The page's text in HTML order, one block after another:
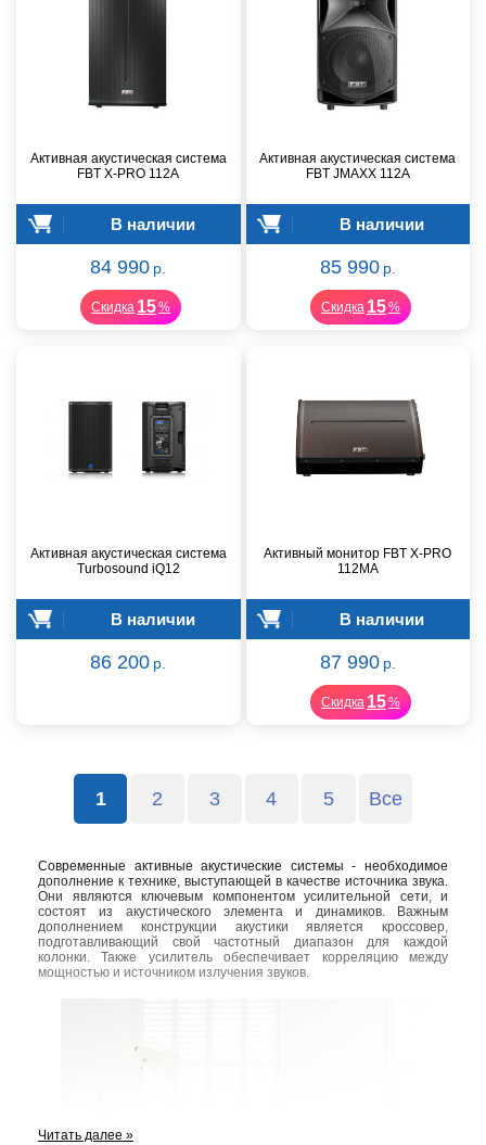
Активная акустическая система
FBT X-PRO 112A
В наличии
84 990 р.
Скидка 15%
Активная акустическая система
FBT JMAXX 112A
В наличии
85 990 р.
Скидка 15%
Активная акустическая система
Turbosound iQ12
В наличии
86 200 р.
Активный монитор FBT X-PRO
112MA
В наличии
87 990 р.
Скидка 15%
1 2 3 4 5 Все
Современные активные акустические системы - необходимое
дополнение к технике, выступающей в качестве источника звука.
Они являются ключевым компонентом усилительной сети, и
состоят из акустического элемента и динамиков. Важным
дополнением конструкции акустики является кроссовер,
подготавливающий свой частотный диапазон для каждой
колонки. Также усилитель обеспечивает корреляцию между
мощностью и источником излучения звуков.
Читать далее »